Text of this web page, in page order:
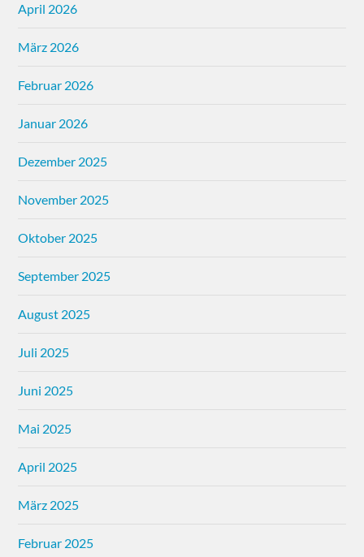
April 2026
März 2026
Februar 2026
Januar 2026
Dezember 2025
November 2025
Oktober 2025
September 2025
August 2025
Juli 2025
Juni 2025
Mai 2025
April 2025
März 2025
Februar 2025